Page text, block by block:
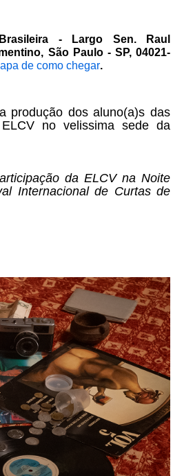
- Largo Sen. Raul
São Paulo - SP, 04021-
de como chegar.
produção dos aluno(a)s das
no velissima sede da
da ELCV na Noite
Internacional de Curtas de